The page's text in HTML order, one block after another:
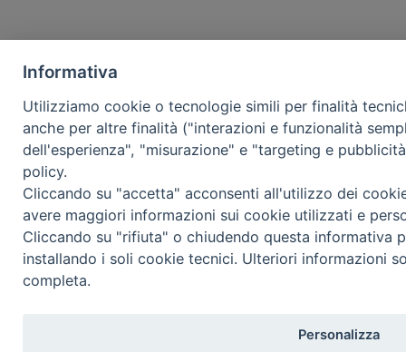
Informativa
Utilizziamo cookie o tecnologie simili per finalità
anche per altre finalità ("interazioni e funzionalità
dell'esperienza", "misurazione" e "targeting e
policy.
Cliccando su "accetta" acconsenti all'utilizzo dei
avere maggiori informazioni sui cookie utilizzati e
Cliccando su "rifiuta" o chiudendo questa informativa
installando i soli cookie tecnici. Ulteriori informazioni
completa.
Personalizza